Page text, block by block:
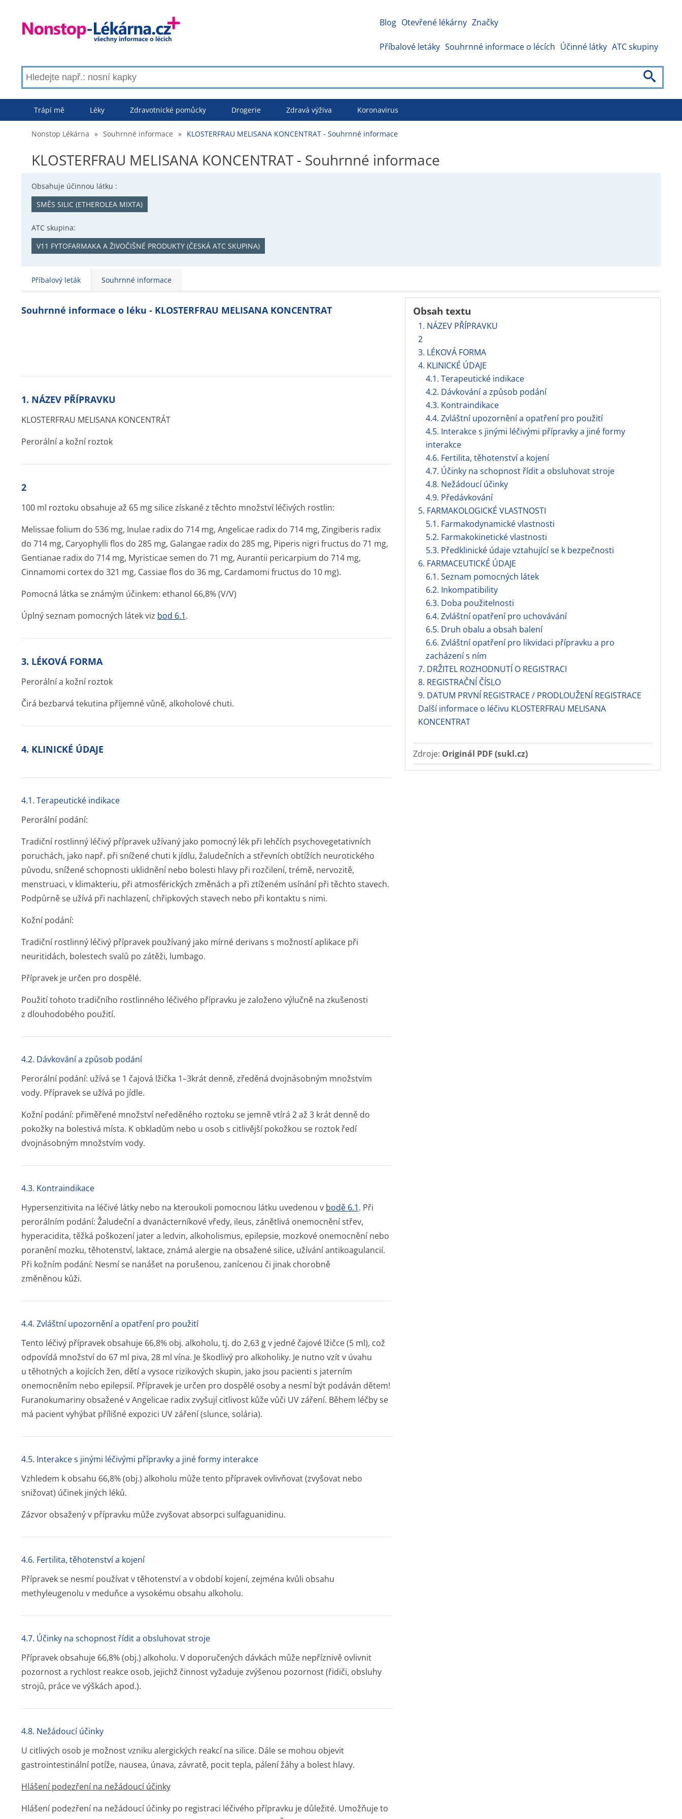
Blog Otevřené lékárny Značky
Příbalové letáky Souhrnné informace o lécích Účinné látky ATC skupiny
Trápí mě Léky Zdravotnické pomůcky Drogerie Zdravá výživa Koronavirus
Nonstop Lékárna » Souhrnné informace » KLOSTERFRAU MELISANA KONCENTRAT - Souhrnné informace
KLOSTERFRAU MELISANA KONCENTRAT - Souhrnné informace
Obsahuje účinnou látku :
SMĚS SILIC (ETHEROLEA MIXTA)
ATC skupina:
V11 FYTOFARMAKA A ŽIVOČIŠNÉ PRODUKTY (ČESKÁ ATC SKUPINA)
Příbalový leták Souhrnné informace
Obsah textu
1. NÁZEV PŘÍPRAVKU
2
3. LÉKOVÁ FORMA
4. KLINICKÉ ÚDAJE
4.1. Terapeutické indikace
4.2. Dávkování a způsob podání
4.3. Kontraindikace
4.4. Zvláštní upozornění a opatření pro použití
4.5. Interakce s jinými léčivými přípravky a jiné formy
interakce
4.6. Fertilita, těhotenství a kojení
4.7. Účinky na schopnost řídit a obsluhovat stroje
4.8. Nežádoucí účinky
4.9. Předávkování
5. FARMAKOLOGICKÉ VLASTNOSTI
5.1. Farmakodynamické vlastnosti
5.2. Farmakokinetické vlastnosti
5.3. Předklinické údaje vztahující se k bezpečnosti
6. FARMACEUTICKÉ ÚDAJE
6.1. Seznam pomocných látek
6.2. Inkompatibility
6.3. Doba použitelnosti
6.4. Zvláštní opatření pro uchovávání
6.5. Druh obalu a obsah balení
6.6. Zvláštní opatření pro likvidaci přípravku a pro
zacházení s ním
7. DRŽITEL ROZHODNUTÍ O REGISTRACI
8. REGISTRAČNÍ ČÍSLO
9. DATUM PRVNÍ REGISTRACE / PRODLOUŽENÍ REGISTRACE
Další informace o léčivu KLOSTERFRAU MELISANA
KONCENTRAT
Zdroje: Originál PDF (sukl.cz)
Souhrnné informace o léku - KLOSTERFRAU MELISANA KONCENTRAT
1. NÁZEV PŘÍPRAVKU
KLOSTERFRAU MELISANA KONCENTRÁT
Perorální a kožní roztok
2
100 ml roztoku obsahuje až 65 mg silice získané z těchto množství léčivých rostlin:
Melissae folium do 536 mg, Inulae radix do 714 mg, Angelicae radix do 714 mg, Zingiberis radix
do 714 mg, Caryophylli flos do 285 mg, Galangae radix do 285 mg, Piperis nigri fructus do 71 mg,
Gentianae radix do 714 mg, Myristicae semen do 71 mg, Aurantii pericarpium do 714 mg,
Cinnamomi cortex do 321 mg, Cassiae flos do 36 mg, Cardamomi fructus do 10 mg).
Pomocná látka se známým účinkem: ethanol 66,8% (V/V)
Úplný seznam pomocných látek viz bod 6.1.
3. LÉKOVÁ FORMA
Perorální a kožní roztok
Čirá bezbarvá tekutina příjemné vůně, alkoholové chuti.
4. KLINICKÉ ÚDAJE
4.1. Terapeutické indikace
Perorální podání:
Tradiční rostlinný léčivý přípravek užívaný jako pomocný lék při lehčích psychovegetativních
poruchách, jako např. při snížené chuti k jídlu, žaludečních a střevních obtížích neurotického
původu, snížené schopnosti uklidnění nebo bolesti hlavy při rozčilení, trémě, nervozitě,
menstruaci, v klimakteriu, při atmosférických změnách a při ztíženém usínání při těchto stavech.
Podpůrně se užívá při nachlazení, chřipkových stavech nebo při kontaktu s nimi.
Kožní podání:
Tradiční rostlinný léčivý přípravek používaný jako mírné derivans s možností aplikace při
neuritidách, bolestech svalů po zátěži, lumbago.
Přípravek je určen pro dospělé.
Použití tohoto tradičního rostlinného léčivého přípravku je založeno výlučně na zkušenosti
z dlouhodobého použití.
4.2. Dávkování a způsob podání
Perorální podání: užívá se 1 čajová lžička 1–3krát denně, zředěná dvojnásobným množstvím
vody. Přípravek se užívá po jídle.
Kožní podání: přiměřené množství neředěného roztoku se jemně vtírá 2 až 3 krát denně do
pokožky na bolestivá místa. K obkladům nebo u osob s citlivější pokožkou se roztok ředí
dvojnásobným množstvím vody.
4.3. Kontraindikace
Hypersenzitivita na léčivé látky nebo na kteroukoli pomocnou látku uvedenou v bodě 6.1. Při
perorálním podání: Žaludeční a dvanácterníkové vředy, ileus, zánětlivá onemocnění střev,
hyperacidita, těžká poškození jater a ledvin, alkoholismus, epilepsie, mozkové onemocnění nebo
poranění mozku, těhotenství, laktace, známá alergie na obsažené silice, užívání antikoagulancií.
Při kožním podání: Nesmí se nanášet na porušenou, zanícenou či jinak chorobně
změněnou kůži.
4.4. Zvláštní upozornění a opatření pro použití
Tento léčivý přípravek obsahuje 66,8% obj. alkoholu, tj. do 2,63 g v jedné čajové lžičce (5 ml), což
odpovídá množství do 67 ml piva, 28 ml vína. Je škodlivý pro alkoholiky. Je nutno vzít v úvahu
u těhotných a kojících žen, dětí a vysoce rizikových skupin, jako jsou pacienti s jaterním
onemocněním nebo epilepsií. Přípravek je určen pro dospělé osoby a nesmí být podáván dětem!
Furanokumariny obsažené v Angelicae radix zvyšují citlivost kůže vůči UV záření. Během léčby se
má pacient vyhýbat přílišné expozici UV záření (slunce, solária).
4.5. Interakce s jinými léčivými přípravky a jiné formy interakce
Vzhledem k obsahu 66,8% (obj.) alkoholu může tento přípravek ovlivňovat (zvyšovat nebo
snižovat) účinek jiných léků.
Zázvor obsažený v přípravku může zvyšovat absorpci sulfaguanidinu.
4.6. Fertilita, těhotenství a kojení
Přípravek se nesmí používat v těhotenství a v období kojení, zejména kvůli obsahu
methyleugenolu v meduňce a vysokému obsahu alkoholu.
4.7. Účinky na schopnost řídit a obsluhovat stroje
Přípravek obsahuje 66,8% (obj.) alkoholu. V doporučených dávkách může nepříznivě ovlivnit
pozornost a rychlost reakce osob, jejichž činnost vyžaduje zvýšenou pozornost (řidiči, obsluhy
strojů, práce ve výškách apod.).
4.8. Nežádoucí účinky
U citlivých osob je možnost vzniku alergických reakcí na silice. Dále se mohou objevit
gastrointestinální potíže, nausea, únava, závratě, pocit tepla, pálení žáhy a bolest hlavy.
Hlášení podezření na nežádoucí účinky
Hlášení podezření na nežádoucí účinky po registraci léčivého přípravku je důležité. Umožňuje to